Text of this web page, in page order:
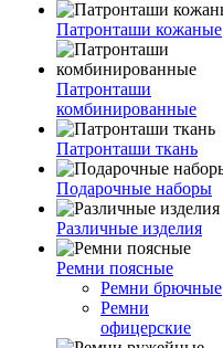
Патронташи кожаные
Патронташи
комбинированные
Патронташи ткань
Подарочные наборы
Различные изделия
Ремни поясные
Ремни брючные
Ремни
офицерские